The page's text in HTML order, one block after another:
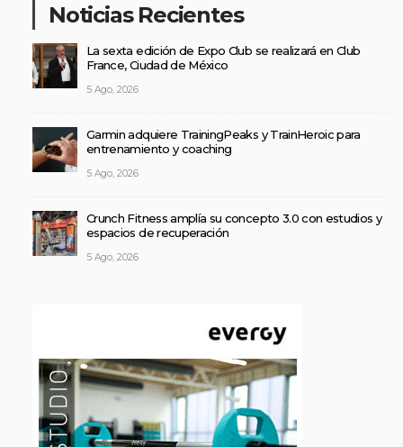
Noticias Recientes
La sexta edición de Expo Club se realizará en Club
France, Ciudad de México
5 Ago, 2026
Garmin adquiere TrainingPeaks y TrainHeroic para
entrenamiento y coaching
5 Ago, 2026
Crunch Fitness amplía su concepto 3.0 con estudios y
espacios de recuperación
5 Ago, 2026